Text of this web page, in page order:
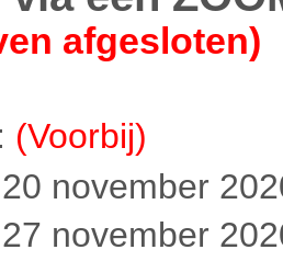
afgesloten)
(Voorbij)
november
november